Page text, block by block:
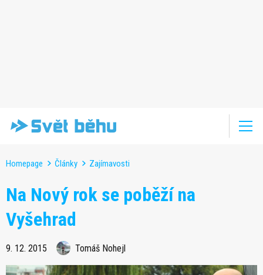
Homepage Články Zajímavosti
Na Nový rok se poběží na
Vyšehrad
9. 12. 2015 Tomáš Nohejl